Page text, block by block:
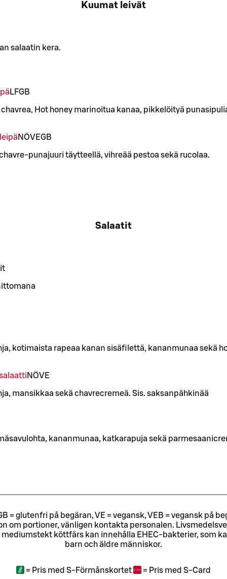
Kuumat leivät
salaatin kera.
LFGB
Hot honey marinoitua kanaa, pikkelöityä
NÖVEGB
punajuuri täytteellä, vihreää pestoa sekä rucolaa.
Salaatit
kotimaista rapeaa kanan sisäfilettä, kananmunaa sekä
NÖVE
mansikkaa sekä chavrecremeä. Sis. saksanpähkinää
kananmunaa, katkarapuja sekä
= glutenfri på begäran, VE = vegansk, VEB = vegansk på
om portioner, vänligen kontakta personalen.
köttfärs kan innehålla EHEC-bakterier, som
barn och äldre människor.
= Pris med S-Förmånskortet = Pris med S-Card